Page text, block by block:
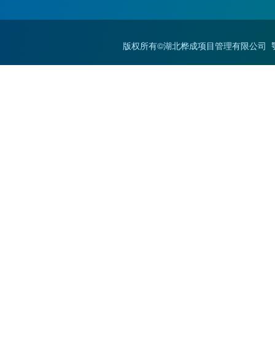
版权所有©湖北桦成项目管理有限公司